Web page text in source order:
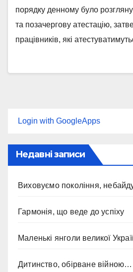
порядку денному було
та позачергову атестацію,
працівників, які
Login with GoogleApps
Недавні записи
Виховуємо покоління,
Гармонія, що веде до успіху
Маленькі янголи великої
Дитинство, обірване війною…